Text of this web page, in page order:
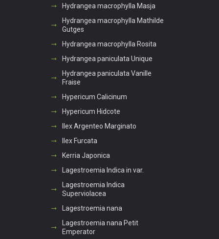
Hydrangea macrophylla Masja
Hydrangea macrophylla Mathilde
Gutges
Hydrangea macrophylla Rosita
Hydrangea paniculata Unique
Hydrangea paniculata Vanille
Fraise
Hypericum Calicinum
Hypericum Hidcote
Ilex Argenteo Marginato
Ilex Furcata
Kerria Japonica
Lagestroemia Indica in var.
Lagestroemia Indica
Superviolacea
Lagestroemia nana
Lagestroemia nana Petit
Emperator